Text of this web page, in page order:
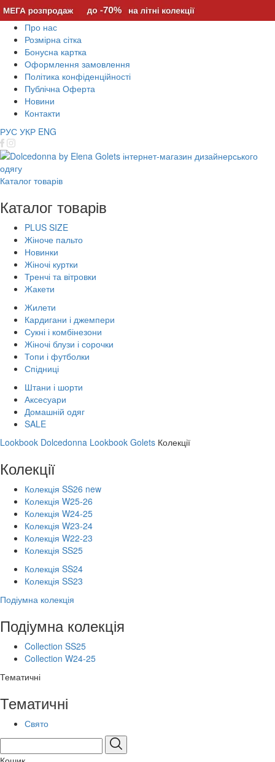
Про нас
Розмірна сітка
Бонусна картка
Оформлення замовлення
Політика конфіденційності
Публічна Оферта
Новини
Контакти
РУС УКР ENG
Каталог товарів
Каталог товарів
PLUS SIZE
Жіноче пальто
Новинки
Жіночі куртки
Тренчі та вітровки
Жакети
Жилети
Кардигани і джемпери
Сукні і комбінезони
Жіночі блузи і сорочки
Топи і футболки
Спідниці
Штани і шорти
Аксесуари
Домашній одяг
SALE
Lookbook Dolcedonna Lookbook Golets Колекції
Колекції
Колекція SS26 new
Колекція W25-26
Колекція W24-25
Колекція W23-24
Колекція W22-23
Колекція SS25
Колекція SS24
Колекція SS23
Подіумна колекція
Подіумна колекція
Collection SS25
Collection W24-25
Тематичні
Тематичні
Свято